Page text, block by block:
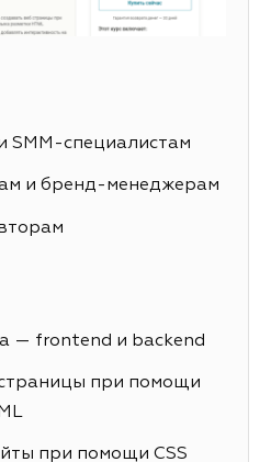
SMM-специалистам
и бренд-менеджерам
— frontend и backend
при помощи
при помощи CSS